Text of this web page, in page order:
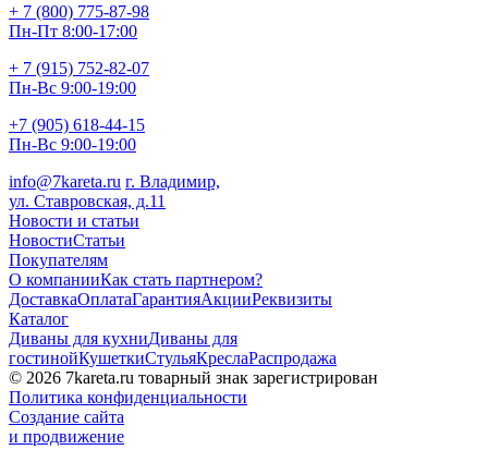
+ 7 (800) 775-87-98
Пн-Пт 8:00-17:00
+ 7 (915) 752-82-07
Пн-Вс 9:00-19:00
+7 (905) 618-44-15
Пн-Вс 9:00-19:00
info@7kareta.ru г. Владимир,
ул. Ставровская, д.11
Новости и статьи
НовостиСтатьи
Покупателям
О компанииКак стать партнером?
ДоставкаОплатаГарантияАкцииРеквизиты
Каталог
Диваны для кухниДиваны для
гостинойКушеткиСтульяКреслаРаспродажа
© 2026 7kareta.ru товарный знак зарегистрирован
Политика конфиденциальности
Создание сайта
и продвижение